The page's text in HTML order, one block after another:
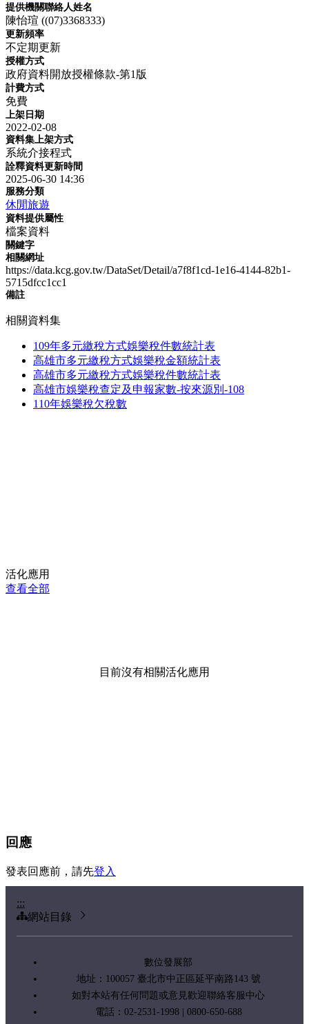
提供機關聯絡人姓名
陳怡瑄 ((07)3368333)
更新頻率
不定期更新
授權方式
政府資料開放授權條款-第1版
計費方式
免費
上架日期
2022-02-08
資料集上架方式
系統介接程式
詮釋資料更新時間
2025-06-30 14:36
服務分類
休閒旅遊
資料提供屬性
檔案資料
關鍵字
相關網址
https://data.kcg.gov.tw/DataSet/Detail/a7f8f1cd-1e16-4144-82b1-
5715dfcc1cc1
備註
相關資料集
109年多元繳稅方式娛樂稅件數統計表
高雄市多元繳稅方式娛樂稅金額統計表
高雄市多元繳稅方式娛樂稅件數統計表
高雄市娛樂稅查定及申報家數-按來源別-108
110年娛樂稅欠稅數
活化應用
查看全部
目前沒有相關活化應用
回應
發表回應前，請先登入
:::
網站目錄
數位發展部
地址：100057 臺北市中正區延平南路143 號
如對本站有任何問題或意見歡迎聯絡客服中心
電話：02-2531-1998 | 0800-650-688